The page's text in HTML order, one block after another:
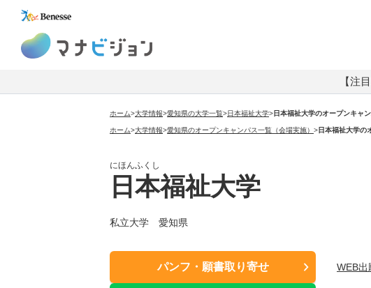
【注
ホーム>大学情報>愛知県の大学一覧>日本福祉大学>日本福祉大学のオープンキャ
ホーム>大学情報>愛知県のオープンキャンパス一覧（会場実施） >日本福祉大学の
にほんふくし
日本福祉大学
私立大学 愛知県
パンフ・願書取り寄せ WEB出